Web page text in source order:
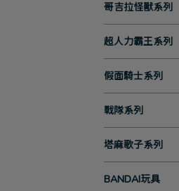
哥吉拉怪獸系列
超人力霸王系列
假面騎士系列
戰隊系列
塔麻歌子系列
BANDAI玩具